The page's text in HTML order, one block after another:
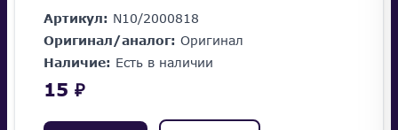
Артикул: N10/2000818
Оригинал/аналог: Оригинал
Наличие: Есть в наличии
15 ₽